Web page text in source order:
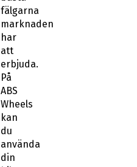
fälgarna
marknaden
har
att
erbjuda.
På
ABS
Wheels
kan
du
använda
din